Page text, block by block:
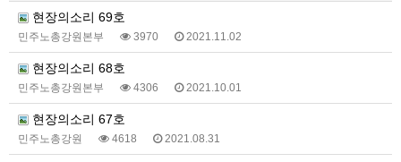
현장의소리 69호
민주노총강원본부 3970 2021.11.02
현장의소리 68호
민주노총강원본부 4306 2021.10.01
현장의소리 67호
민주노총강원 4618 2021.08.31